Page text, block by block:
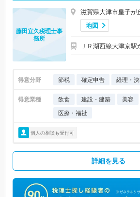
滋賀県大津市皇子が
地図
ＪＲ湖西線大津京
藤田宜久税理士事
務所
得意分野 節税 確定申告 経理・
得意業種 飲食 建設・建築 美容
医療・福祉
個人の相談も受付可
詳細を見る